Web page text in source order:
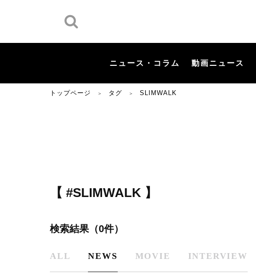
ニュース・コラム 動画ニュース
トップページ ＞ タグ ＞ SLIMWALK
【 #SLIMWALK 】
検索結果（0件）
ALL NEWS MOVIE INTERVIEW